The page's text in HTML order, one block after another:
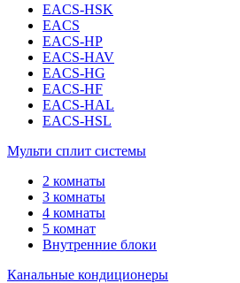
EACS-HSK
EACS
EACS-HP
EACS-HAV
EACS-HG
EACS-HF
EACS-HAL
EACS-HSL
Мульти сплит системы
2 комнаты
3 комнаты
4 комнаты
5 комнат
Внутренние блоки
Канальные кондиционеры